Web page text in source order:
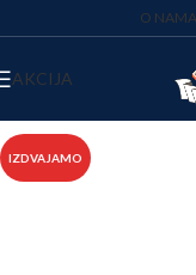
O NAMA
AKCIJA
IZDVAJAMO